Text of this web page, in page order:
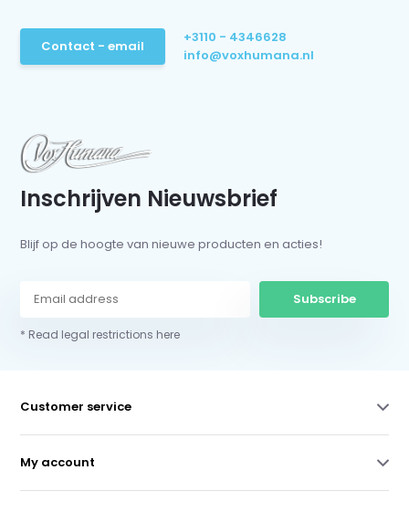
Contact - email
+3110 - 4346628
info@voxhumana.nl
Inschrijven Nieuwsbrief
Blijf op de hoogte van nieuwe producten en acties!
Subscribe
* Read legal restrictions here
Customer service
My account